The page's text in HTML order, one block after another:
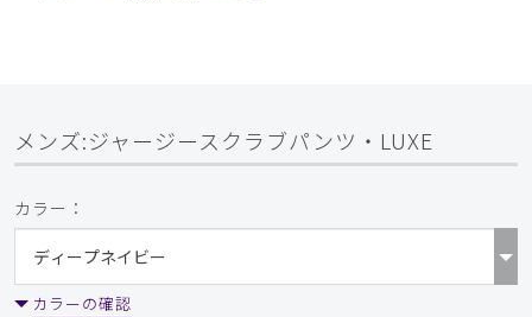
購入確認済み
年齢:30代 身長:171-175cm 体重:76-80kg
想像以上にしっかりした作りで使いやすくデザインもよく、
支給した医師に大変喜ばれました。
商品：306メンズ:ジャージースクラブパンツ・LUXE/ブ
ラック/L
メンズ:ジャージースクラブパンツ・LUXE
カラー：
カラーの確認